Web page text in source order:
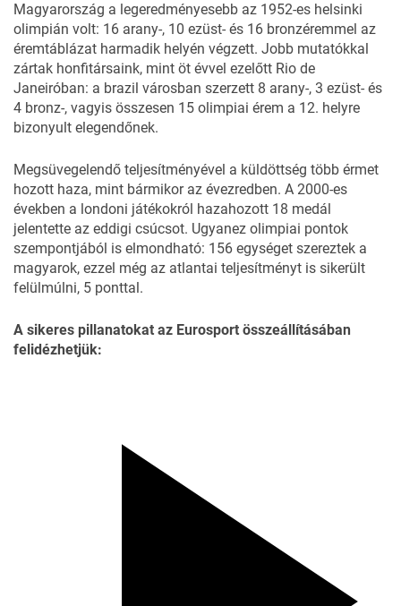
Magyarország a legeredményesebb az 1952-es helsinki
olimpián volt: 16 arany-, 10 ezüst- és 16 bronzéremmel az
éremtáblázat harmadik helyén végzett. Jobb mutatókkal
zártak honfitársaink, mint öt évvel ezelőtt Rio de
Janeiróban: a brazil városban szerzett 8 arany-, 3 ezüst- és
4 bronz-, vagyis összesen 15 olimpiai érem a 12. helyre
bizonyult elegendőnek.
Megsüvegelendő teljesítményével a küldöttség több érmet
hozott haza, mint bármikor az évezredben. A 2000-es
években a londoni játékokról hazahozott 18 medál
jelentette az eddigi csúcsot. Ugyanez olimpiai pontok
szempontjából is elmondható: 156 egységet szereztek a
magyarok, ezzel még az atlantai teljesítményt is sikerült
felülmúlni, 5 ponttal.
A sikeres pillanatokat az Eurosport összeállításában
felidézhetjük: